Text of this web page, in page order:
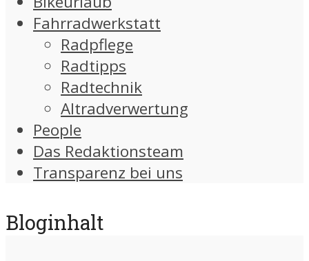
Fahrradwerkstatt
Radpflege
Radtipps
Radtechnik
Altradverwertung
People
Das Redaktionsteam
Transparenz bei uns
Bloginhalt